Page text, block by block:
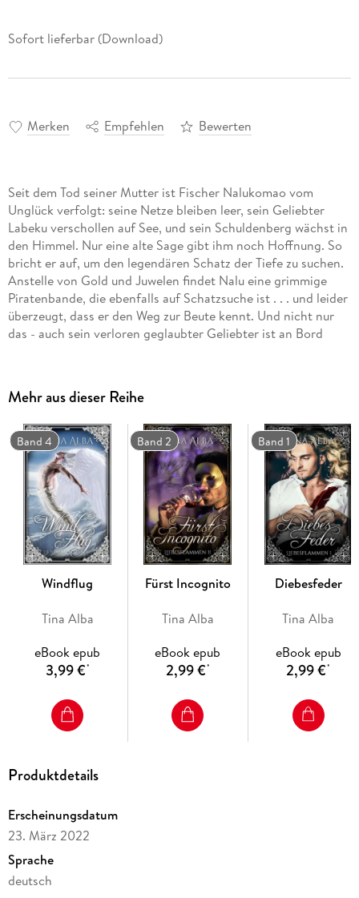
Sofort lieferbar (Download)
Merken Empfehlen Bewerten
Seit dem Tod seiner Mutter ist Fischer Nalukomao vom
Unglück verfolgt: seine Netze bleiben leer, sein Geliebter
Labeku verschollen auf See, und sein Schuldenberg wächst in
den Himmel. Nur eine alte Sage gibt ihm noch Hoffnung. So
bricht er auf, um den legendären Schatz der Tiefe zu suchen.
Anstelle von Gold und Juwelen findet Nalu eine grimmige
Piratenbande, die ebenfalls auf Schatzsuche ist . . . und leider
überzeugt, dass er den Weg zur Beute kennt. Und nicht nur
das - auch sein verloren geglaubter Geliebter ist an Bord
fallen. Als ein Unwetter aufkommt, läuft das Schiff auf ein
Riff auf. Nalu und sein Liebster haben den Tod vor Augen -
doch dann finden sie sich in einer Höhle wieder, in der
Gesellschaft eines mysteriösen Fremden - schön und
geheimnisvoll wie das Meer selbst
Mehr aus dieser Reihe
Band 4
Windflug
Tina Alba
eBook epub
3,99 €*
Band 2
Fürst Incognito
Tina Alba
eBook epub
2,99 €*
Band 1
Diebesfeder
Tina Alba
eBook epub
2,99 €*
Produktdetails
Erscheinungsdatum
23. März 2022
Sprache
deutsch